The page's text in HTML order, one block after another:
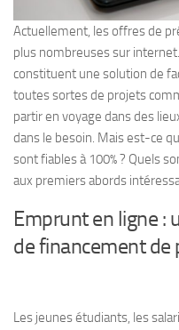
Actuellement, les offres de
plus nombreuses sur
constituent une solution de
toutes sortes de projets
partir en voyage dans des
dans le besoin. Mais est-ce
sont fiables à 100% ? Quels
aux premiers abords
Emprunt en ligne :
de financement de
Les jeunes étudiants, les